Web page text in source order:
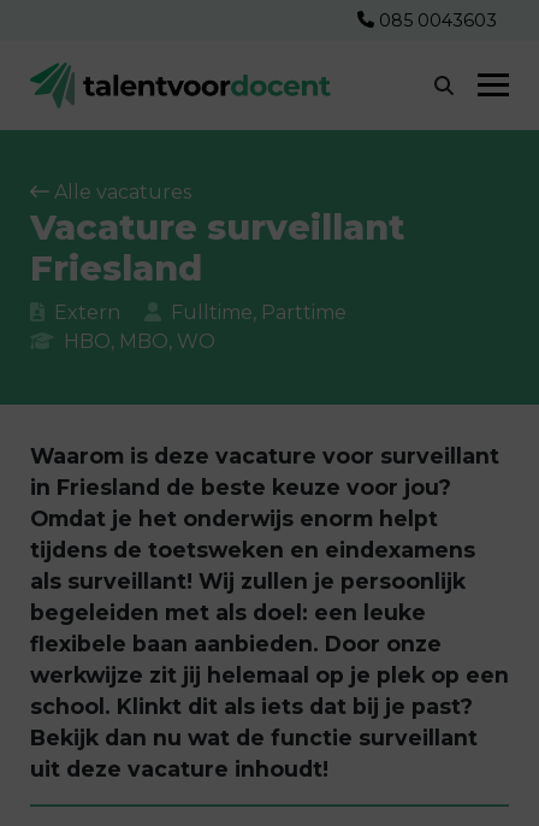
085 0043603
Alle vacatures
Vacature surveillant
Friesland
Extern
Fulltime, Parttime
HBO, MBO, WO
Waarom is deze vacature voor surveillant
in Friesland de beste keuze voor jou?
Omdat je het onderwijs enorm helpt
tijdens de toetsweken en eindexamens
als surveillant! Wij zullen je persoonlijk
begeleiden met als doel: een leuke
flexibele baan aanbieden. Door onze
werkwijze zit jij helemaal op je plek op een
school. Klinkt dit als iets dat bij je past?
Bekijk dan nu wat de functie surveillant
uit deze vacature inhoudt!